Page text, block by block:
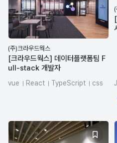
(주)크라우드웍스
[크라우드웍스] 데이터플랫폼팀 F
ull-stack 개발자
vue React TypeScript
css
(